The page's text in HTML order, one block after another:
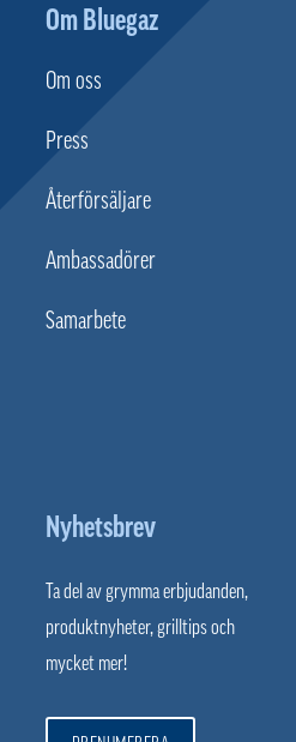
Om Bluegaz
Om oss
Press
Återförsäljare
Ambassadörer
Samarbete
Nyhetsbrev
Ta del av grymma erbjudanden,
produktnyheter, grilltips och
mycket mer!